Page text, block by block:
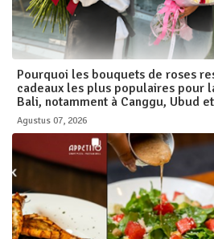
Pourquoi les bouquets de roses
cadeaux les plus populaires pour
Bali, notamment à Canggu, Ubud
Agustus 07, 2026